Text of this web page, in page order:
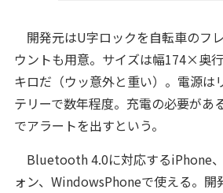
開発元はU字ロックを自転車のフ
ウントも用意。サイズは幅174×奥
キロだ（ウッ意外と重い）。電源は
テリーで数年程度。充電の必要があ
でアラートを出すという。
Bluetooth 4.0に対応するiPhone
ォン、WindowsPhoneで使える。開